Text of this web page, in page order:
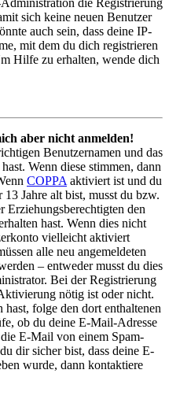
die Registrierung
sich keine neuen Benutzer
auch sein, dass deine IP-
mit dem du dich registrieren
Hilfe zu erhalten, wende dich
aber nicht anmelden!
Benutzernamen und das
Wenn diese stimmen, dann
COPPA aktiviert ist und du
13 Jahre alt bist, musst du bzw.
Erziehungsberechtigten den
hast. Wenn dies nicht
vielleicht aktiviert
alle neu angemeldeten
– entweder musst du dies
Bei der Registrierung
nötig ist oder nicht.
folge den dort enthaltenen
ob du deine E-Mail-Adresse
E-Mail von einem Spam-
dir sicher bist, dass deine E-
wurde, dann kontaktiere